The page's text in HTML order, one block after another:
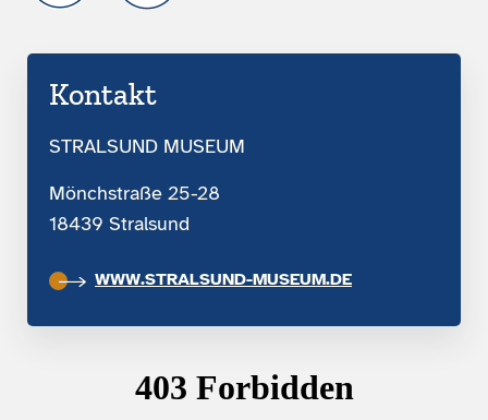
Kontakt
STRALSUND MUSEUM
Mönchstraße 25-28
18439 Stralsund
WWW.STRALSUND-MUSEUM.DE